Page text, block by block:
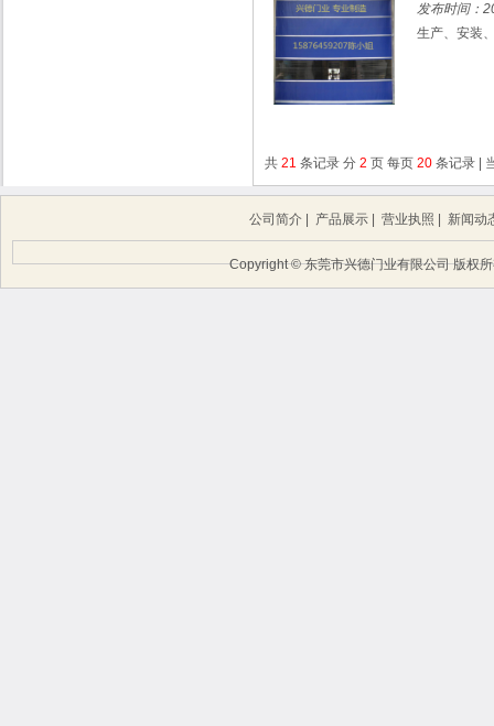
发布时间：
生产、安装
共 21 条记录 分 2 页 每页 20 条记录 |
公司简介 产品展示 营业执照 新闻动
Copyright © 东莞市兴德门业有限公司 版权